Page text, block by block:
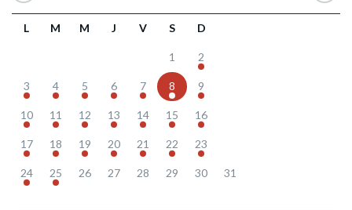
L M M J V S D
1 2
3 4 5 6 7 8 9
10 11 12 13 14 15 16
17 18 19 20 21 22 23
24 25 26 27 28 29 30 31